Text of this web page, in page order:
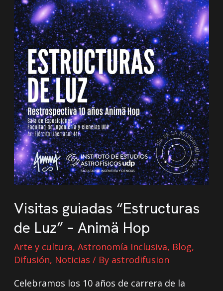
Visitas guiadas “Estructuras
de Luz” – Animä Hop
Arte y cultura, Astronomía Inclusiva, Blog,
Difusión, Noticias / By astrodifusion
Celebramos los 10 años de carrera de la